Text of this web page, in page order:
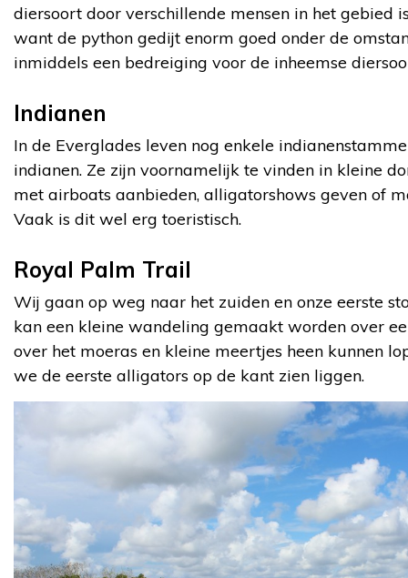
diersoort door verschillende mensen in het gebied
want de python gedijt enorm goed onder de
inmiddels een bedreiging voor de inheemse
Indianen
In de Everglades leven nog enkele
indianen. Ze zijn voornamelijk te vinden in kleine
met airboats aanbieden, alligatorshows geven of
Vaak is dit wel erg toeristisch.
Royal Palm Trail
Wij gaan op weg naar het zuiden en onze eerste
kan een kleine wandeling gemaakt worden over
over het moeras en kleine meertjes heen kunnen
we de eerste alligators op de kant zien liggen.